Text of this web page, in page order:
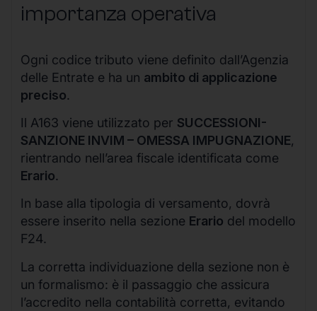
importanza operativa
Ogni codice tributo viene definito dall’Agenzia
delle Entrate e ha un ambito di applicazione
preciso.
Il A163 viene utilizzato per SUCCESSIONI-
SANZIONE INVIM – OMESSA IMPUGNAZIONE,
rientrando nell’area fiscale identificata come
Erario.
In base alla tipologia di versamento, dovrà
essere inserito nella sezione Erario del modello
F24.
La corretta individuazione della sezione non è
un formalismo: è il passaggio che assicura
l’accredito nella contabilità corretta, evitando